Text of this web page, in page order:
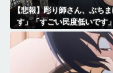
【悲報】彫り師さん、ぶち
す」「すごい民度低いです